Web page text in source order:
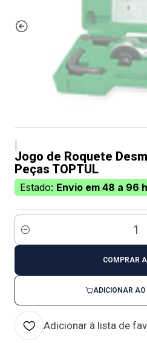
Jogo de Roquete
Peças TOPTUL
Estado: Envio em 48 a 96
Quantidade
ADICIONAR
COMPRAR
Adicionar à lista de